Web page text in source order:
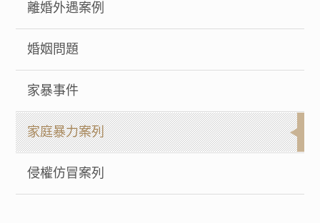
離婚外遇案例
婚姻問題
家暴事件
家庭暴力案列
侵權仿冒案列